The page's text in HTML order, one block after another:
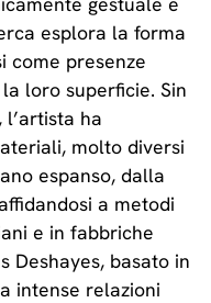
esplora la forma
come presenze
loro superficie. Sin
ha
molto diversi
espanso, dalla
a metodi
e in fabbriche
Deshayes, basato in
intense relazioni